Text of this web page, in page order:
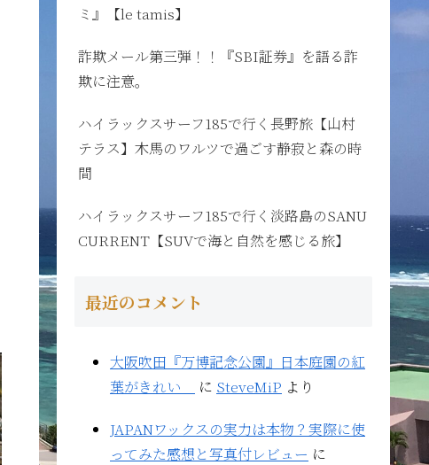
ミ』【le tamis】
詐欺メール第三弾！！『SBI証券』を語る詐
欺に注意。
ハイラックスサーフ185で行く長野旅【山村
テラス】木馬のワルツで過ごす静寂と森の時
間
ハイラックスサーフ185で行く淡路島のSANU
CURRENT【SUVで海と自然を感じる旅】
最近のコメント
大阪吹田『万博記念公園』日本庭園の紅
葉がきれい
に SteveMiP より
JAPANワックスの実力は本物？実際に使
ってみた感想と写真付レビュー に